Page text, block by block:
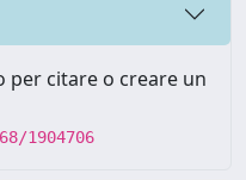
per citare o creare un
1904706